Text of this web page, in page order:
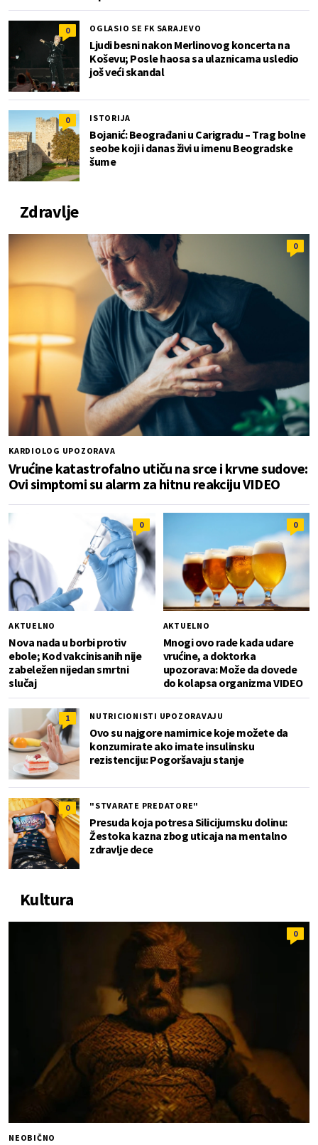
0 OGLASIO SE FK SARAJEVO
Ljudi besni nakon Merlinovog koncerta na
Koševu; Posle haosa sa ulaznicama usledio
još veći skandal
0 ISTORIJA
Bojanić: Beograđani u Carigradu – Тrag bolne
seobe koji i danas živi u imenu Beogradske
šume
Zdravlje
0
KARDIOLOG UPOZORAVA
Vrućine katastrofalno utiču na srce i krvne sudove:
Ovi simptomi su alarm za hitnu reakciju VIDEO
0
AKTUELNO
Nova nada u borbi protiv
ebole; Kod vakcinisanih nije
zabeležen nijedan smrtni
slučaj
0
AKTUELNO
Mnogi ovo rade kada udare
vrućine, a doktorka
upozorava: Može da dovede
do kolapsa organizma VIDEO
1 NUTRICIONISTI UPOZORAVAJU
Ovo su najgore namirnice koje možete da
konzumirate ako imate insulinsku
rezistenciju: Pogoršavaju stanje
0 "STVARATE PREDATORE"
Presuda koja potresa Silicijumsku dolinu:
Žestoka kazna zbog uticaja na mentalno
zdravlje dece
Kultura
0
NEOBIČNO